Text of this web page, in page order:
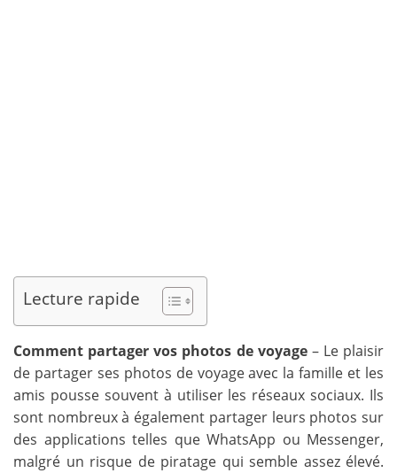
Lecture rapide
Comment partager vos photos de voyage– Le plaisir
de partager ses photos de voyage avec la famille et les
amis pousse souvent à utiliser les réseaux sociaux. Ils
sont nombreux à également partager leurs photos sur
des applications telles que WhatsApp ou Messenger,
malgré un risque de piratage qui semble assez élevé.